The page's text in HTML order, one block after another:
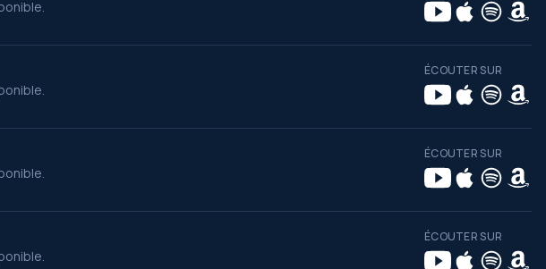
ÉCOUTER SUR
ÉCOUTER SUR
ÉCOUTER SUR